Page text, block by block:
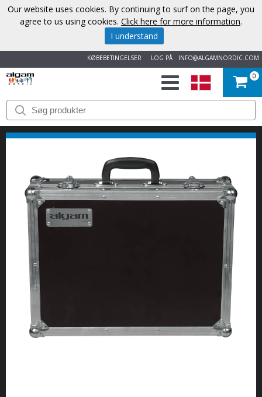
INFO@ALGAMNORDIC.COM
LOG PÅ
KØBEBETINGELSER
START
VAREMÆRKER
NYHEDER
OM
OS
0
Our website uses cookies. By continuing to surf on the page, you
agree to us using cookies. Click here for more information.
I understand